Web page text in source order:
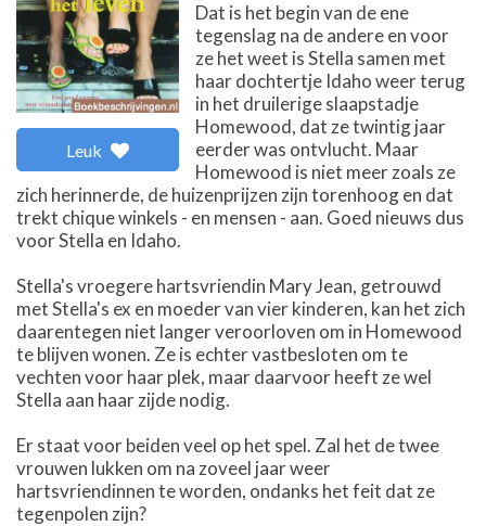
Leuk
Dat is het begin van de ene
tegenslag na de andere en voor
ze het weet is Stella samen met
haar dochtertje Idaho weer terug
in het druilerige slaapstadje
Homewood, dat ze twintig jaar
eerder was ontvlucht. Maar
Homewood is niet meer zoals ze
zich herinnerde, de huizenprijzen zijn torenhoog en dat
trekt chique winkels - en mensen - aan. Goed nieuws dus
voor Stella en Idaho.
Stella's vroegere hartsvriendin Mary Jean, getrouwd
met Stella's ex en moeder van vier kinderen, kan het zich
daarentegen niet langer veroorloven om in Homewood
te blijven wonen. Ze is echter vastbesloten om te
vechten voor haar plek, maar daarvoor heeft ze wel
Stella aan haar zijde nodig.
Er staat voor beiden veel op het spel. Zal het de twee
vrouwen lukken om na zoveel jaar weer
hartsvriendinnen te worden, ondanks het feit dat ze
tegenpolen zijn?